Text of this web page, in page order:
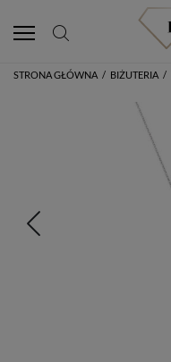
STRONA GŁÓWNA / BIŻUTERIA /